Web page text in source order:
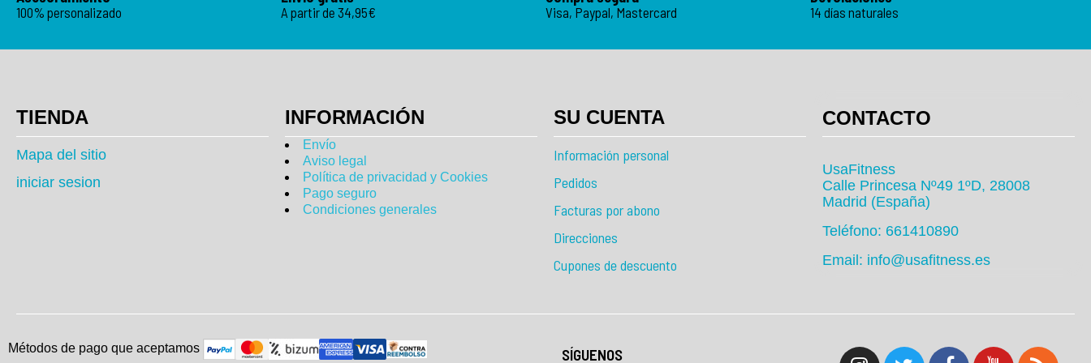
100% personalizado A partir de 34,95€ Visa, Paypal, Mastercard 14 días naturales
TIENDA
Mapa del sitio
iniciar sesion
INFORMACIÓN
Envío
Aviso legal
Política de privacidad y Cookies
Pago seguro
Condiciones generales
SU CUENTA
Información personal
Pedidos
Facturas por abono
Direcciones
Cupones de descuento
CONTACTO
UsaFitness
Calle Princesa Nº49 1ºD, 28008
Madrid (España)
Teléfono: 661410890
Email: info@usafitness.es
Métodos de pago que aceptamos SÍGUENOS